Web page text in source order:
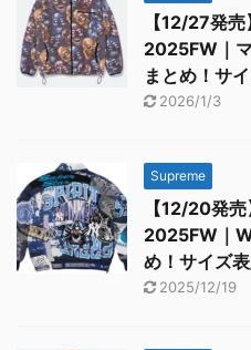
【12/27発
2025FW｜
まとめ！サ
2026/1/3
Supreme
【12/20発
2025FW｜
め！サイズ
2025/12/19